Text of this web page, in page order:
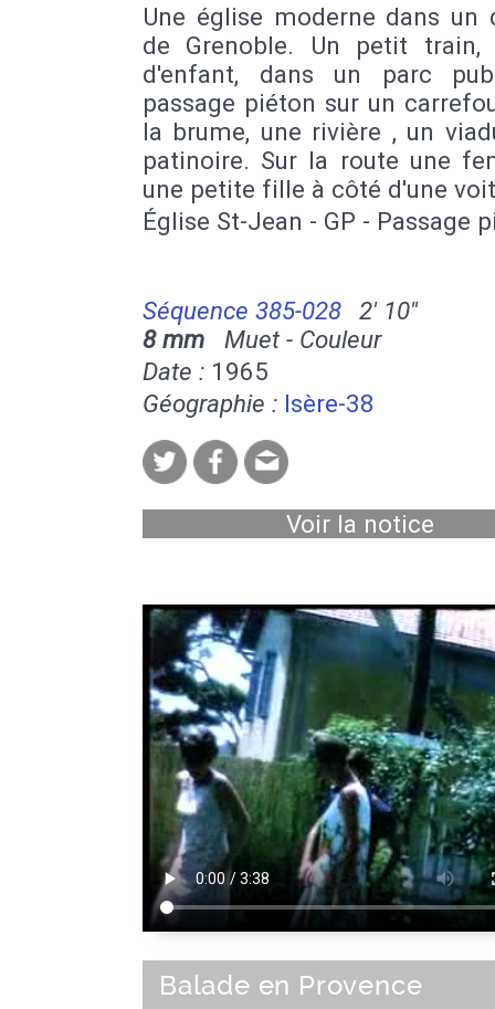
Une église moderne dans un
de Grenoble. Un petit train,
d'enfant, dans un parc
passage piéton sur un
la brume, une rivière , un
patinoire. Sur la route une
une petite fille à côté d'une
Église St-Jean - GP - Passage
Séquence 385-028
2' 10''
8 mm Muet - Couleur
Date : 1965
Géographie : Isère-38
Voir la notice
Balade en Provence